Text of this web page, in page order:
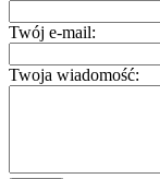
Twój e-mail:
Twoja wiadomość: